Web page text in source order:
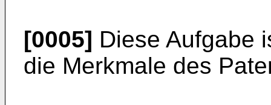
[0005] Diese Aufgabe
die Merkmale des